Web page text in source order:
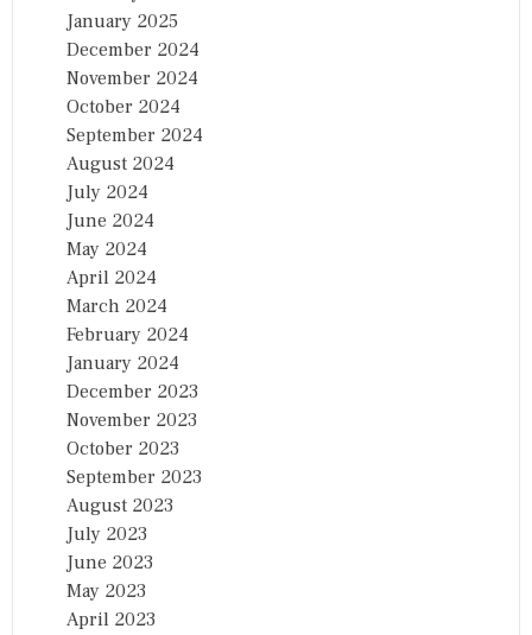
January 2025
December 2024
November 2024
October 2024
September 2024
August 2024
July 2024
June 2024
May 2024
April 2024
March 2024
February 2024
January 2024
December 2023
November 2023
October 2023
September 2023
August 2023
July 2023
June 2023
May 2023
April 2023